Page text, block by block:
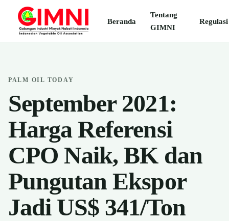
Beranda
Tentang
GIMNI
Regulasi
PALM OIL TODAY
September 2021:
Harga Referensi
CPO Naik, BK dan
Pungutan Ekspor
Jadi US$ 341/Ton